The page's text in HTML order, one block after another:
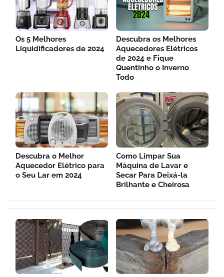
Os 5 Melhores
Liquidificadores de 2024
Descubra os Melhores
Aquecedores Elétricos
de 2024 e Fique
Quentinho o Inverno
Todo
Descubra o Melhor
Aquecedor Elétrico para
o Seu Lar em 2024
Como Limpar Sua
Máquina de Lavar e
Secar Para Deixá-la
Brilhante e Cheirosa